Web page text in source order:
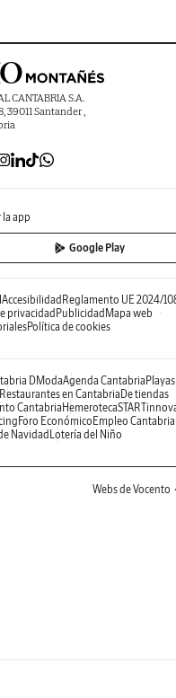
CANTABRIA S.A.
39011 Santander ,
la app
Google Play
AccesibilidadReglamento UE 2024/
privacidadPublicidadMapa web
Política de cookies
DModaAgenda CantabriaPlayas
Restaurantes en CantabriaDe tiendas
CantabriaHemeroteca
Foro EconómicoEmpleo Cantabria
NavidadLotería del Niño
Webs de Vocento